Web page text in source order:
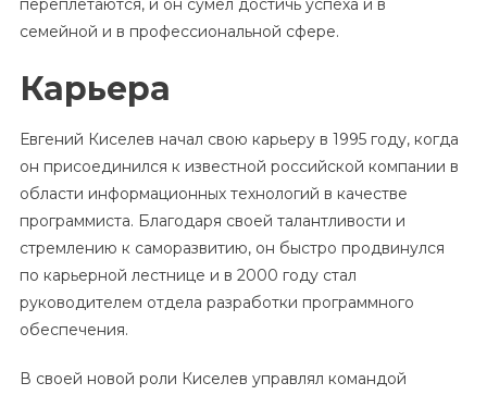
переплетаются, и он сумел достичь успеха и в
семейной и в профессиональной сфере.
Карьера
Евгений Киселев начал свою карьеру в 1995 году, когда
он присоединился к известной российской компании в
области информационных технологий в качестве
программиста. Благодаря своей талантливости и
стремлению к саморазвитию, он быстро продвинулся
по карьерной лестнице и в 2000 году стал
руководителем отдела разработки программного
обеспечения.
В своей новой роли Киселев управлял командой